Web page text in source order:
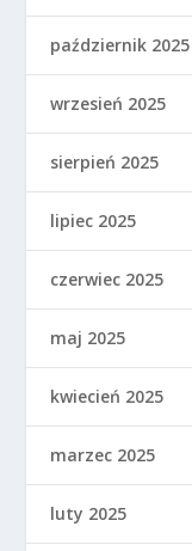
październik 2025
wrzesień 2025
sierpień 2025
lipiec 2025
czerwiec 2025
maj 2025
kwiecień 2025
marzec 2025
luty 2025